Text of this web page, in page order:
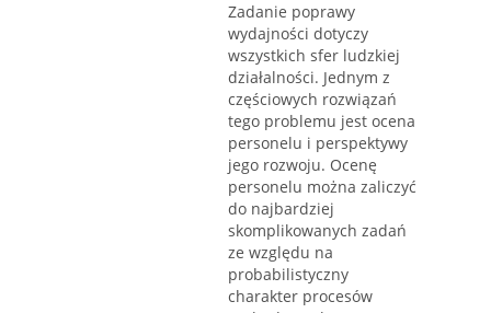
Zadanie poprawy
wydajności dotyczy
wszystkich sfer ludzkiej
działalności. Jednym z
częściowych rozwiązań
tego problemu jest ocena
personelu i perspektywy
jego rozwoju. Ocenę
personelu można zaliczyć
do najbardziej
skomplikowanych zadań
ze względu na
probabilistyczny
charakter procesów